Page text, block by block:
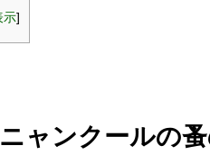
示]
ャンクールの